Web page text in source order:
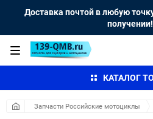
Доставка почтой в любую
получении!
КАТАЛОГ
Запчасти Российские мотоциклы